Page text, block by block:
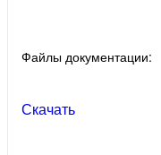
Файлы документации:
Скачать